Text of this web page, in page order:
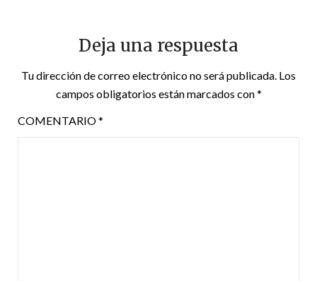
Deja una respuesta
Tu dirección de correo electrónico no será publicada. Los
campos obligatorios están marcados con*
COMENTARIO*